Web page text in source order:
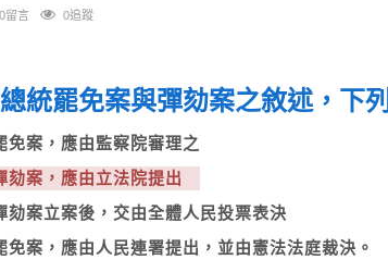
0留言 0追蹤
統罷免案與彈劾案之敘述，下
免案，應由監察院審理之
劾案，應由立法院提出
劾案立案後，交由全體人民投票表決
案，應由人民連署提出，並由憲法法庭裁決。